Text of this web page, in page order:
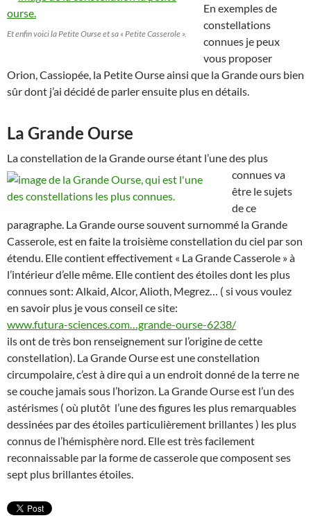
Et enfin voici la Petite Ourse et sa « Petite Casserole ».
En exemples de
constellations
connues je peux
vous proposer
Orion, Cassiopée, la Petite Ourse ainsi que la Grande ours bien
sûr dont j’ai décidé de parler ensuite plus en détails.
La Grande Ourse
La constellation de la Grande ourse étant l’une des plus
connues va
être le sujets
de ce
paragraphe. La Grande ourse souvent surnommé la Grande
Casserole, est en faite la troisième constellation du ciel par son
étendu. Elle contient effectivement « La Grande Casserole » à
l’intérieur d’elle même. Elle contient des étoiles dont les plus
connues sont: Alkaid, Alcor, Alioth, Megrez… ( si vous voulez
en savoir plus je vous conseil ce site:
www.futura-sciences.com…grande-ourse-6238/
ils ont de très bon renseignement sur l’origine de cette
constellation). La Grande Ourse est une constellation
circumpolaire, c’est à dire qui a un endroit donné de la terre ne
se couche jamais sous l’horizon. La Grande Ourse est l’un des
astérismes ( où plutôt l’une des figures les plus remarquables
dessinées par des étoiles particulièrement brillantes ) les plus
connus de l’hémisphère nord. Elle est très facilement
reconnaissable par la forme de casserole que composent ses
sept plus brillantes étoiles.